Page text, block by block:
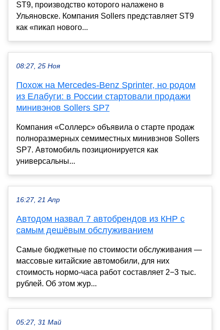
ST9, производство которого налажено в
Ульяновске. Компания Sollers представляет ST9
как «пикап нового...
08:27, 25 Ноя
Похож на Mercedes-Benz Sprinter, но родом
из Елабуги: в России стартовали продажи
минивэнов Sollers SP7
Компания «Соллерс» объявила о старте продаж
полноразмерных семиместных минивэнов Sollers
SP7. Автомобиль позиционируется как
универсальны...
16:27, 21 Апр
Автодом назвал 7 автобрендов из КНР с
самым дешёвым обслуживанием
Самые бюджетные по стоимости обслуживания —
массовые китайские автомобили, для них
стоимость нормо-часа работ составляет 2−3 тыс.
рублей. Об этом жур...
05:27, 31 Май